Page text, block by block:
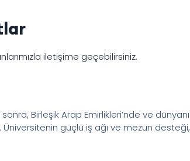
iletişime geçebilirsiniz.
Birleşik Arap Emirlikleri’nde ve
Üniversitenin güçlü iş ağı ve mezun